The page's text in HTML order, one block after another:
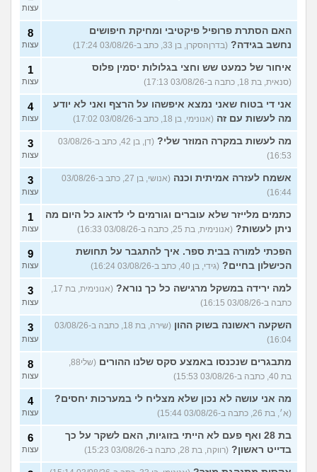
עצות
האם הסתרת פרופיל פיקטיבי ומחיקת חיפושים
נחשב בגידה? (בדרןהסקרן, בן 33, כתב ב-03/08/26 17:24)
8
עצות
איחור של כמעט שש וחצי בגלולות יסמין פלוס
(סנאית, בת 18, כתבה ב-03/08/26 17:13)
1
עצות
אני די בטוח שאני נמצא איפשהו על הרצף ואני לא יודע
מה לעשות עם זה (אנונימי, בן 18, כתב ב-03/08/26 17:02)
4
עצות
מה לעשות במקרה המוזר שלי?
(דן, בן 42, כתב ב-03/08/26
16:53)
3
עצות
אשמח לעזרה אמיתית וכנה
(אנושי, בן 27, כתב ב-03/08/26
16:44)
3
עצות
כתמים מלייזר שלא עוברים וגורמים לי לדאוג כל היום מה
ניתן לעשות? (אנונימית, בת 25, כתבה ב-03/08/26 16:33)
1
עצות
הפכתי למורה בבית ספר. איך להתגבר על תחושת
הכישלון בחיים? (גידי, בן 40, כתב ב-03/08/26 16:24)
9
עצות
למה ירידה במשקל מרגישה כל כך נורא?
כתבה ב-03/08/26 16:15)
3
עצות
השקעה ראשונה בשוק ההון
(שירה, בת 18, כתבה ב-03/08/26
16:04)
3
עצות
מתבגרים שנכנסו באמצע סקס שלנו ההורים
בת 40, כתבה ב-03/08/26 15:53)
8
עצות
מה אני עושה לא נכון שלא מצליח לי במערכות יחסים?
(א׳, בת 26, כתבה ב-03/08/26 15:44)
4
עצות
בת 28 ואף פעם לא הייתי בזוגיות, האם לשקר על כך
בדייט ראשון? (רווקה, בת 28, כתבה ב-03/08/26 15:23)
6
עצות